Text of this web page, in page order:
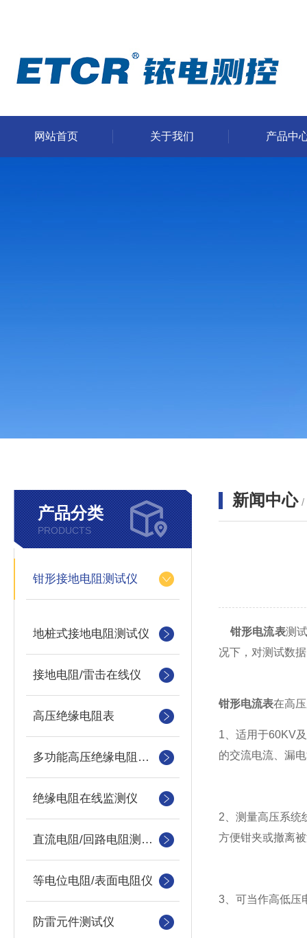
网站首页 关于我们 产品中
产品分类
PRODUCTS
钳形接地电阻测试仪
地桩式接地电阻测试仪
接地电阻/雷击在线仪
高压绝缘电阻表
多功能高压绝缘电阻测试仪
绝缘电阻在线监测仪
直流电阻/回路电阻测试仪
等电位电阻/表面电阻仪
防雷元件测试仪
新闻中心 /
钳形电流表测
况下，对测试数
钳形电流表在高
1、适用于60KV
的交流电流、漏
2、测量高压系统
方便钳夹或撤离
3、可当作高低压